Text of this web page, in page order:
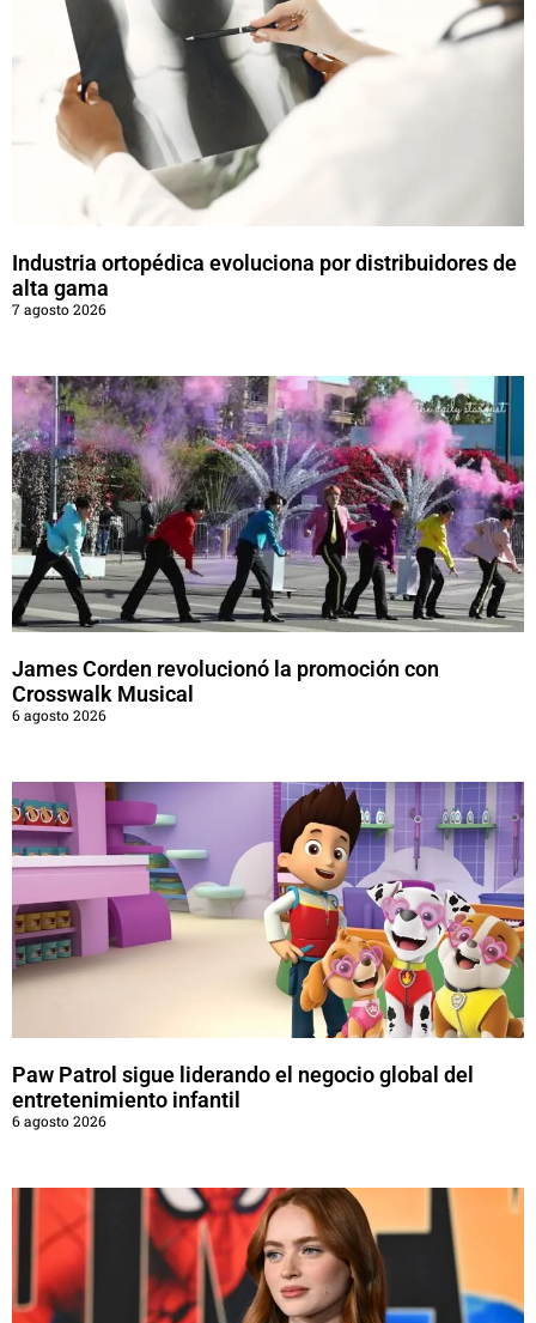
Industria ortopédica evoluciona por distribuidores de
alta gama
7 agosto 2026
James Corden revolucionó la promoción con
Crosswalk Musical
6 agosto 2026
Paw Patrol sigue liderando el negocio global del
entretenimiento infantil
6 agosto 2026